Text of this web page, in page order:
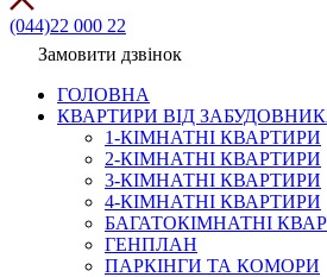
(044)22 000 22
Замовити дзвінок
ГОЛОВНА
КВАРТИРИ ВІД
1-КІМНАТНІ КВАРТИРИ
2-КІМНАТНІ КВАРТИРИ
3-КІМНАТНІ КВАРТИРИ
4-КІМНАТНІ КВАРТИРИ
БАГАТОКІМНАТНІ
ГЕНПЛАН
ПАРКІНГИ ТА КОМОРИ